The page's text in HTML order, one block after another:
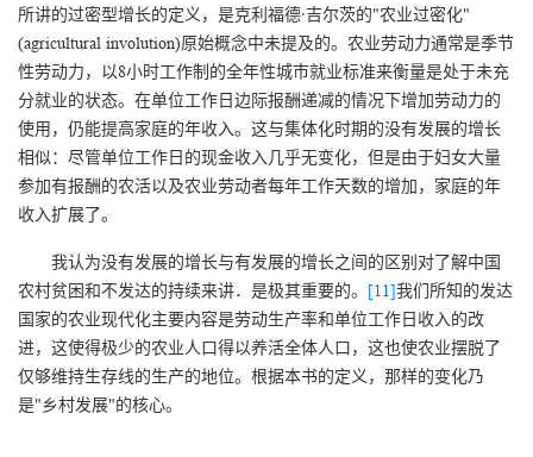
所讲的过密型增长的定义，是克利福德·吉尔茨的"农业过密化"
(agricultural involution)原始概念中未提及的。农业劳动力通常是季节
性劳动力，以8小时工作制的全年性城市就业标准来衡量是处于未充
分就业的状态。在单位工作日边际报酬递减的情况下增加劳动力的
使用，仍能提高家庭的年收入。这与集体化时期的没有发展的增长
相似：尽管单位工作日的现金收入几乎无变化，但是由于妇女大量
参加有报酬的农活以及农业劳动者每年工作天数的增加，家庭的年
收入扩展了。
我认为没有发展的增长与有发展的增长之间的区别对了解中国
农村贫困和不发达的持续来讲．是极其重要的。 [11]我们所知的发达
国家的农业现代化主要内容是劳动生产率和单位工作日收入的改
进，这使得极少的农业人口得以养活全体人口，这也使农业摆脱了
仅够维持生存线的生产的地位。根据本书的定义，那样的变化乃
是"乡村发展"的核心。